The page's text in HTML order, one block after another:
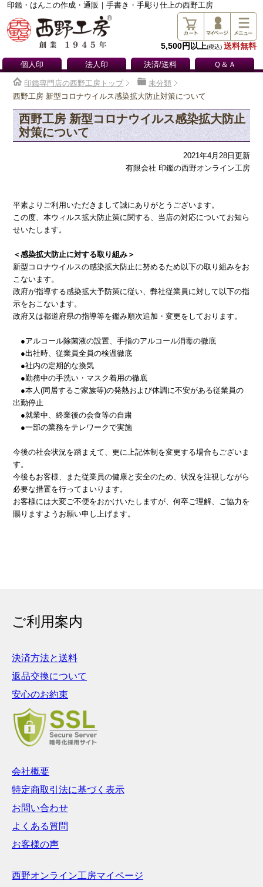
印鑑・はんこの作成・通販｜手書き・手彫り仕上の西野工房
5,500円以上(税込) 送料無料
個人印 法人印 決済/送料 Ｑ＆Ａ
印鑑専門店の西野工房トップ
未分類
西野工房 新型コロナウイルス感染拡大防止対策について
西野工房 新型コロナウイルス感染拡大防止
対策について
2021年4月28日更新
有限会社 印鑑の西野オンライン工房
平素よりご利用いただきまして誠にありがとうございます。
この度、本ウィルス拡大防止策に関する、当店の対応についてお知ら
せいたします。
＜感染拡大防止に対する取り組み＞
新型コロナウイルスの感染拡大防止に努めるため以下の取り組みをお
こないます。
政府が指導する感染拡大予防策に従い、弊社従業員に対して以下の指
示をおこないます。
政府又は都道府県の指導等を鑑み順次追加・変更をしております。
●アルコール除菌液の設置、手指のアルコール消毒の徹底
●出社時、従業員全員の検温徹底
●社内の定期的な換気
●勤務中の手洗い・マスク着用の徹底
●本人(同居するご家族等)の発熱および体調に不安がある従業員の
出勤停止
●就業中、終業後の会食等の自粛
●一部の業務をテレワークで実施
今後の社会状況を踏まえて、更に上記体制を変更する場合もございま
す。
今後もお客様、また従業員の健康と安全のため、状況を注視しながら
必要な措置を行ってまいります。
お客様には大変ご不便をおかけいたしますが、何卒ご理解、ご協力を
賜りますようお願い申し上げます。
ご利用案内
決済方法と送料
返品交換について
安心のお約束
会社概要
特定商取引法に基づく表示
お問い合わせ
よくある質問
お客様の声
西野オンライン工房マイページ